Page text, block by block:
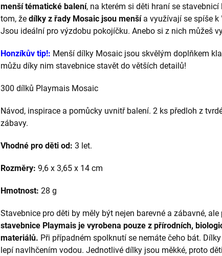
menší tématické balení, na kterém si děti hraní se
tom, že dílky z řady Mosaic jsou menšía využívají se spíše k
Jsou ideální pro výzdobu pokojíčku. Anebo si z nich můžeš
Honzíkův tip!: Menší dílky Mosaic jsou skvělým doplňkem
můžu díky nim stavebnice stavět do větších detailů!
300 dílků Playmais Mosaic
Návod, inspirace a pomůcky uvnitř balení. 2 ks předloh z
zábavy.
Vhodné pro děti od: 3 let.
Rozměry: 9,6 x 3,65 x 14 cm
Hmotnost: 28 g
Stavebnice pro děti by měly být nejen barevné a zábavné, ale
stavebnice Playmais je vyrobena pouze z přírodních,
materiálů. Při případném spolknutí se nemáte čeho bát.
lepí navlhčením vodou. Jednotlivé dílky jsou měkké, proto